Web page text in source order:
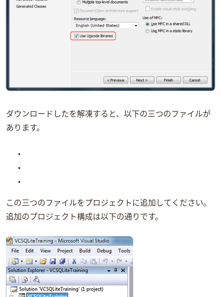
ダウンロードしたsqlite-amalgamation-3_6_22.zipを解凍すると、以下の三つのファイルが
あります。
この三つのファイルをプロジェクトに追加してください。
追加のプロジェクト構成は以下の通りです。